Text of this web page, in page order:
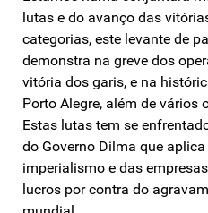
lutas e do avanço das
categorias, este levante de
demonstra na greve dos
vitória dos garis, e na
Porto Alegre, além de vários
Estas lutas tem se
do Governo Dilma que
imperialismo e das
lucros por contra do